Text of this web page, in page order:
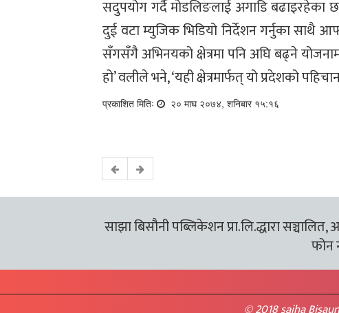
सदुपयोग गर्दै मोडलिङलाई अगाडि
दुई वटा म्युजिक भिडियो निर्देशन गर्नुका साथै
सँगसँगै अभिनयको क्षेत्रमा पनि अघि बढ्ने
हो’ वलीले भने, ‘यही क्षेत्रमार्फत् यो प्रदेशको
प्रकाशित मितिः २० माघ २०७४, शनिबार १५:१६
साझा बिसौनी पब्लिकेशन प्रा.लि.द्धारा
फोन